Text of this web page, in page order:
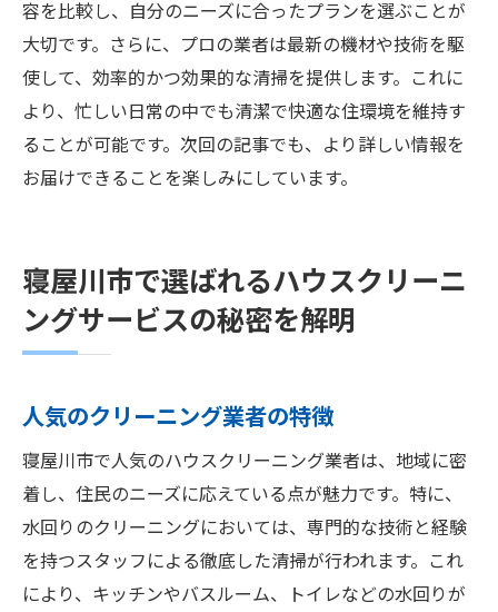
容を比較し、自分のニーズに合ったプランを選ぶことが
大切です。さらに、プロの業者は最新の機材や技術を駆
使して、効率的かつ効果的な清掃を提供します。これに
より、忙しい日常の中でも清潔で快適な住環境を維持す
ることが可能です。次回の記事でも、より詳しい情報を
お届けできることを楽しみにしています。
寝屋川市で選ばれるハウスクリーニ
ングサービスの秘密を解明
人気のクリーニング業者の特徴
寝屋川市で人気のハウスクリーニング業者は、地域に密
着し、住民のニーズに応えている点が魅力です。特に、
水回りのクリーニングにおいては、専門的な技術と経験
を持つスタッフによる徹底した清掃が行われます。これ
により、キッチンやバスルーム、トイレなどの水回りが